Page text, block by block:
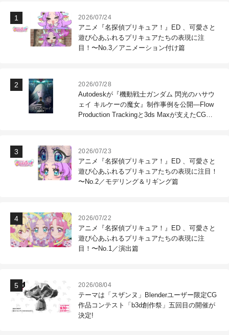
2026/07/24
アニメ『名探偵プリキュア！』ED 、可愛さと
遊び心あふれるプリキュアたちの表現に注
目！〜No.3／アニメーション付け篇
2026/07/28
Autodeskが『機動戦士ガンダム 閃光のハサウ
ェイ キルケーの魔女』制作事例を公開―Flow
Production Trackingと3ds Maxが支えたCG制
2026/07/23
アニメ『名探偵プリキュア！』ED 、可愛さと
遊び心あふれるプリキュアたちの表現に注目！
〜No.2／モデリング＆リギング篇
2026/07/22
アニメ『名探偵プリキュア！』ED 、可愛さと
遊び心あふれるプリキュアたちの表現に注
目！〜No.1／演出篇
2026/08/04
テーマは「スザンヌ」Blenderユーザー限定CG
作品コンテスト「b3d創作祭」五回目の開催が
決定!